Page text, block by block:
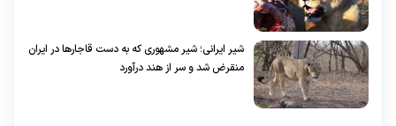
شیر ایرانی؛ شیر مشهوری که به دست قاجارها در ایران
منقرض شد و سر از هند درآورد